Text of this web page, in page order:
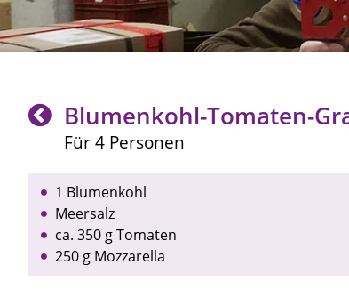
Blumenkohl-Tomaten-
Für 4 Personen
1 Blumenkohl
Meersalz
ca. 350 g Tomaten
250 g Mozzarella